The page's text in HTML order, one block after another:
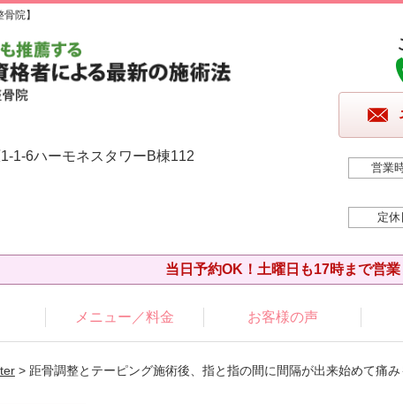
院】
1-6ハーモネスタワーB棟112
営業
定休
当日予約OK！土曜日も17時まで営業
メニュー／料金 お客様の声
> 距骨調整とテーピング施術後、指と指の間に間隔が出来始めて痛み